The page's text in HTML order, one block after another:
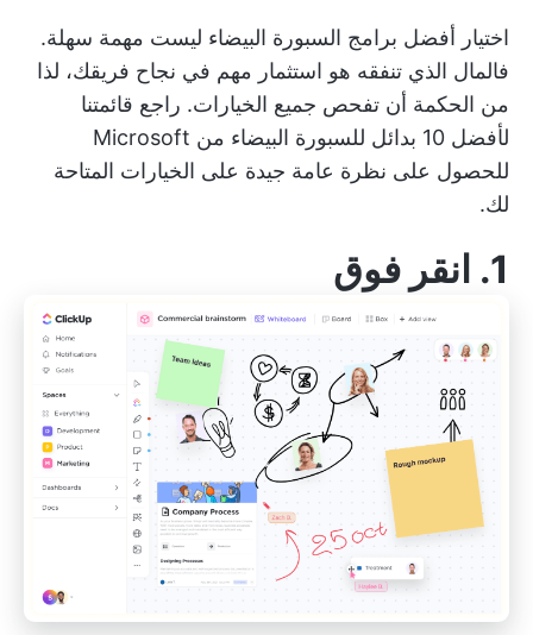
اختيار أفضل برامج السبورة البيضاء ليست مهمة سهلة.
فالمال الذي تنفقه هو استثمار مهم في نجاح فريقك، لذا
من الحكمة أن تفحص جميع الخيارات. راجع قائمتنا
لأفضل 10 بدائل للسبورة البيضاء من Microsoft
للحصول على نظرة عامة جيدة على الخيارات المتاحة
لك.
1. انقر فوق